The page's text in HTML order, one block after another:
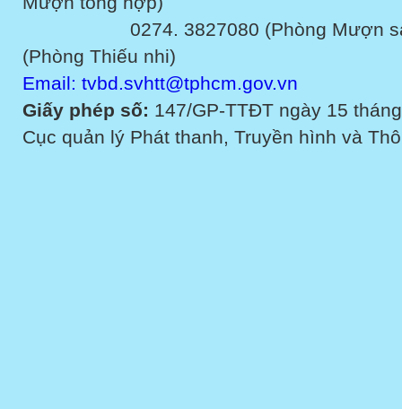
0274. 3827080 (Phòng Mượn sách
(Phòng Thiếu nhi)
Email: tvbd.svhtt@tphcm.gov.vn
Giấy phép số: 147/GP-TTĐT ngày 15
Cục quản lý Phát thanh, Truyền hình và